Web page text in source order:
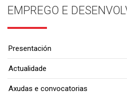
EMPREGO E
Presentación
Actualidade
Axudas e convocatorias